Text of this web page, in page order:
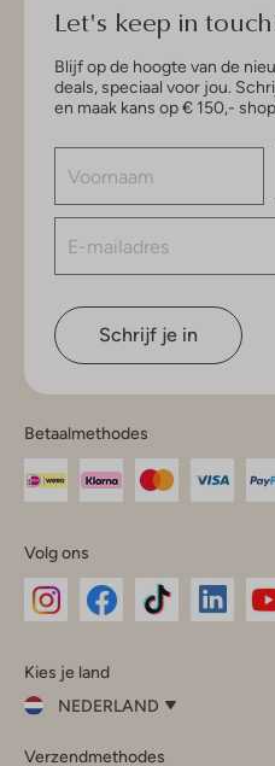
Let's keep in
Blijf op de hoogte van de
deals, speciaal voor jou.
en maak kans op € 150,-
Schrijf je in
Betaalmethodes
Volg ons
InstagramFacebook
Kies je land
NEDERLAND
je
Verzendmethodes